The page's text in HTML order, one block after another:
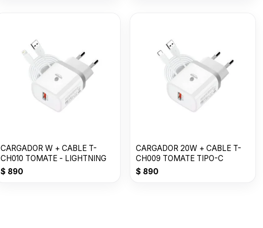
CARGADOR W + CABLE T-
CH010 TOMATE - LIGHTNING
$ 890
CARGADOR 20W + CABLE T-
CH009 TOMATE TIPO-C
$ 890